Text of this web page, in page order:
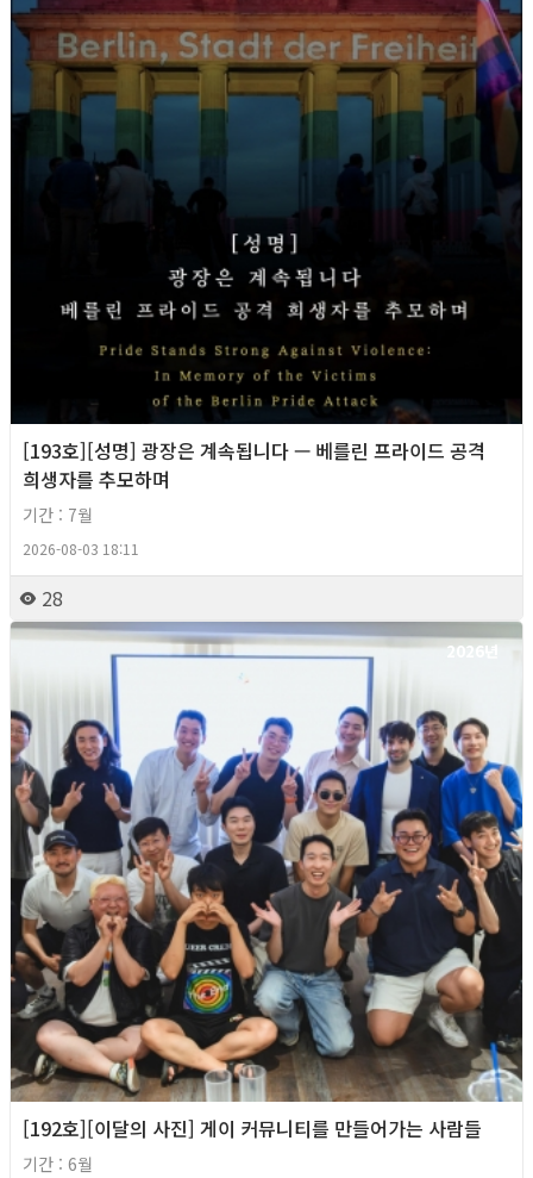
[193호][성명] 광장은 계속됩니다 — 베를린 프라이드 공격
희생자를 추모하며
기간 : 7월
2026-08-03 18:11
28
2026년
[192호][이달의 사진] 게이 커뮤니티를 만들어가는 사람들
기간 : 6월